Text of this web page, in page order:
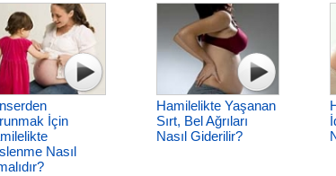
İçin
Nasıl
Hamilelikte Yaşanan
Sırt, Bel Ağrıları
Nasıl Giderilir?